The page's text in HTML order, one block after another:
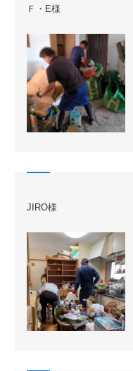
Ｆ・E様
JIRO様